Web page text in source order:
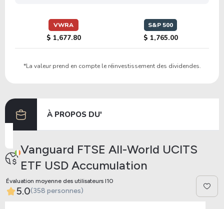
VWRA
$ 1,677.80
S&P 500
$ 1,765.00
*La valeur prend en compte le réinvestissement des dividendes.
À PROPOS DU'
Vanguard FTSE All-World UCITS
ETF USD Accumulation
Évaluation moyenne des utilisateurs I10
5.0(358 personnes)